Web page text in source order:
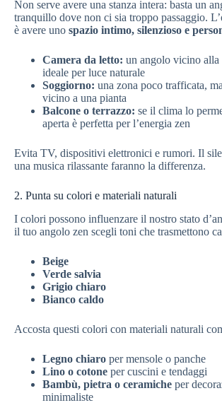
Non serve avere una stanza intera: basta un
tranquillo dove non ci sia troppo passaggio.
è avere uno spazio intimo, silenzioso e
Camera da letto: un angolo vicino alla
ideale per luce naturale
Soggiorno: una zona poco trafficata,
vicino a una pianta
Balcone o terrazzo: se il clima lo
aperta è perfetta per l’energia zen
Evita TV, dispositivi elettronici e rumori. Il
una musica rilassante faranno la differenza.
2. Punta su colori e materiali naturali
I colori possono influenzare il nostro stato
il tuo angolo zen scegli toni che trasmettono
Beige
Verde salvia
Grigio chiaro
Bianco caldo
Accosta questi colori con materiali naturali
Legno chiaro per mensole o panche
Lino o cotone per cuscini e tendaggi
Bambù, pietra o ceramiche per
minimaliste